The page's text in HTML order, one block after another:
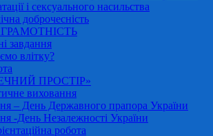
і сексуального насильства
доброчесність
завдання
влітку?
ПРОСТІР»
виховання
– День Державного прапора України
-День Незалежності України
робота